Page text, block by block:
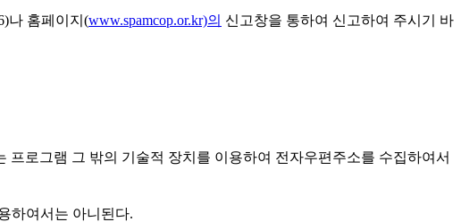
나 홈페이지(www.spamcop.or.kr)의 신고창을 통하여 신고하여 주시기 바
로그램 그 밖의 기술적 장치를 이용하여 전자우편주소를 수집하여서
하여서는 아니된다.